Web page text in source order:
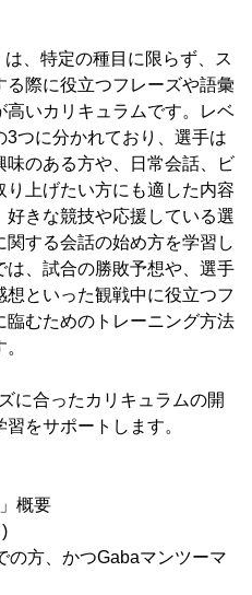
は、特定の種目に限らず、ス
際に役立つフレーズや語彙
高いカリキュラムです。レベ
3つに分かれており、選手は
味のある方や、日常会話、ビ
上げたい方にも適した内容
きな競技や応援している選
する会話の始め方を学習し
は、試合の勝敗予想や、選手
といった観戦中に役立つフ
臨むためのトレーニング方法
に合ったカリキュラムの開
をサポートします。
概要
方、かつGabaマンツーマ